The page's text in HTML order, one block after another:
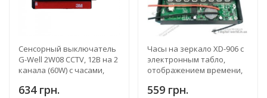
Сенсорный выключатель
G-Well 2W08 CCTV, 12В на 2
канала (60W) с часами,
со встроенным реле
634 грн.
Часы на зеркало XD-906 с
электронным табло,
отображением времени,
559 грн.